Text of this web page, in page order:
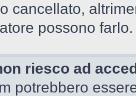
cancellato,
possono farlo.
riesco ad
potrebbero